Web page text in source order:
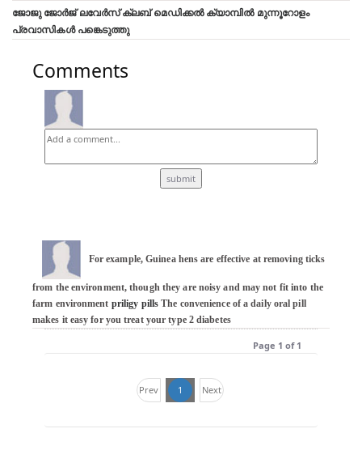
ജോജു ജോർജ് ലവേർസ് ക്ലബ്‌ മെഡിക്കൽ ക്യാമ്പിൽ മുന്നൂറോളം
പ്രവാസികൾ പങ്കെടുത്തു
Comments
For example, Guinea hens are effective at removing ticks
from the environment, though they are noisy and may not fit into the
farm environment priligy pills The convenience of a daily oral pill
makes it easy for you treat your type 2 diabetes
Page 1 of 1
Prev 1 Next